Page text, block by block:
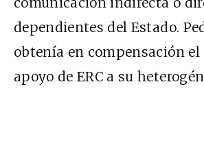
dependientes del Estado.
obtenía en compensación
apoyo de ERC a su